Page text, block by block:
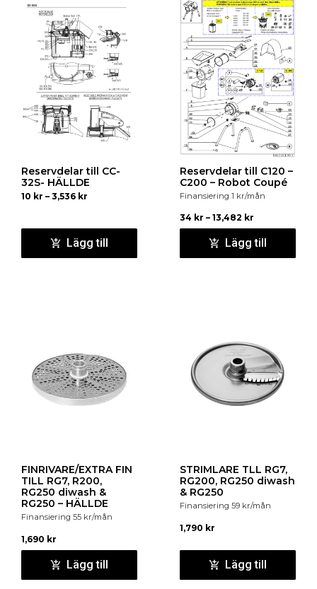
Reservdelar till CC-
32S- HÄLLDE
10 kr – 3,536 kr
Lägg till
Reservdelar till C120 –
C200 – Robot Coupé
Finansiering 1 kr/mån
34 kr – 13,482 kr
Lägg till
FINRIVARE/EXTRA FIN
TILL RG7, R200,
RG250 diwash &
RG250 – HÄLLDE
Finansiering 55 kr/mån
1,690 kr
Lägg till
STRIMLARE TLL RG7,
RG200, RG250 diwash
& RG250
Finansiering 59 kr/mån
1,790 kr
Lägg till